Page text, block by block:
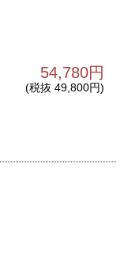
54,780円
(税抜 49,800円)